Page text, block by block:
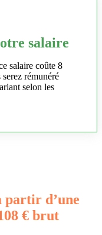
salaire
salaire coûte 8
rémunéré
selon les
partir d’une
€ brut